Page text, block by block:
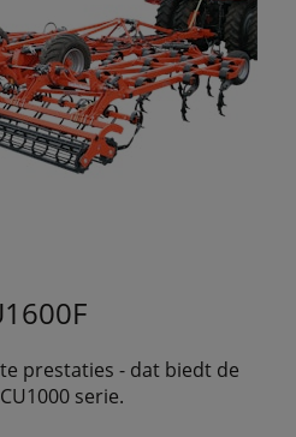
prestaties - dat biedt de
serie.